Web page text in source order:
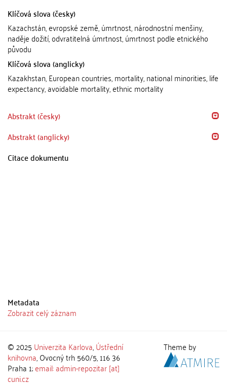
Klíčová slova (česky)
Kazachstán, evropské země, úmrtnost, národnostní menšiny,
naděje dožití, odvratitelná úmrtnost, úmrtnost podle etnického
původu
Klíčová slova (anglicky)
Kazakhstan, European countries, mortality, national minorities, life
expectancy, avoidable mortality, ethnic mortality
Abstrakt (česky)
Abstrakt (anglicky)
Citace dokumentu
Metadata
Zobrazit celý záznam
© 2025 Univerzita Karlova,Ústřední
knihovna, Ovocný trh 560/5, 116 36
Praha 1;email: admin-repozitar [at]
cuni.cz
Theme by